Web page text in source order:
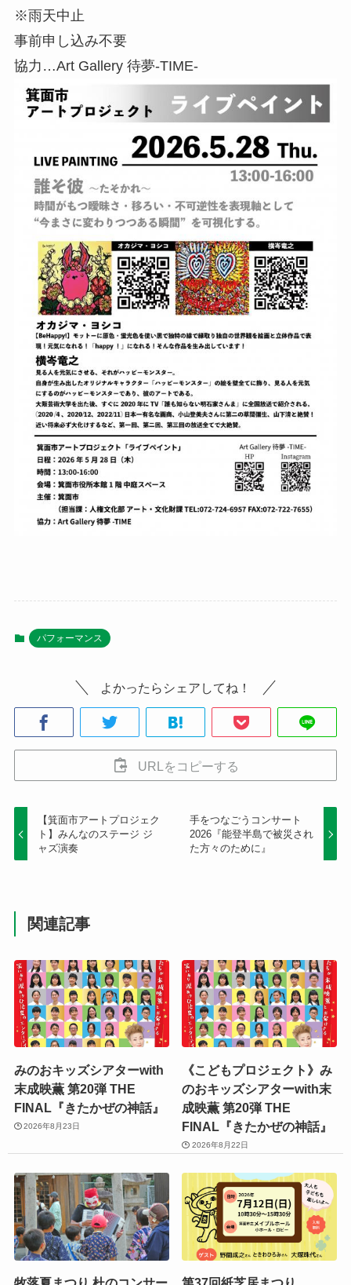
※雨天中止
事前申し込み不要
協力…Art Gallery 待夢-TIME-
パフォーマンス
よかったらシェアしてね！
URLをコピーする
【箕面市アートプロジェク
ト】みんなのステージ ジ
ャズ演奏
手をつなごうコンサート
2026『能登半島で被災され
た方々のために』
関連記事
みのおキッズシアターwith
末成映薫 第20弾 THE
FINAL『きたかぜの神話』
2026年8月23日
《こどもプロジェクト》み
のおキッズシアターwith末
成映薫 第20弾 THE
FINAL『きたかぜの神話』
2026年8月22日